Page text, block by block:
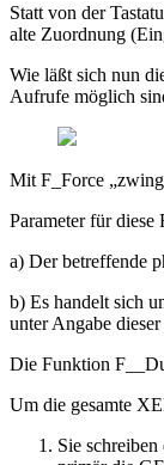
Statt von der
alte Zuordnung
Wie läßt sich nun
Aufrufe möglich
Mit F_Force
Parameter für
a) Der betreffende
b) Es handelt sich
unter Angabe
Die Funktion
Um die gesamte
Sie